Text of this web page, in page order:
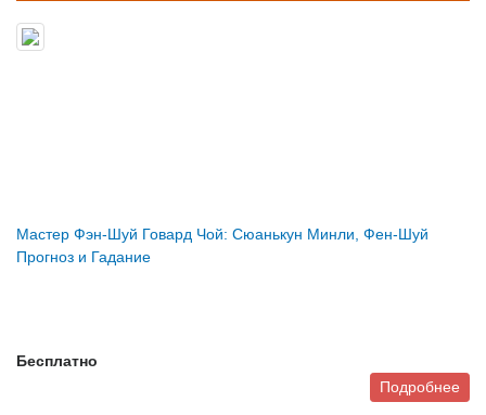
Мастер Фэн-Шуй Говард Чой: Сюанькун Минли, Фен-Шуй
Прогноз и Гадание
Бесплатно
Подробнее